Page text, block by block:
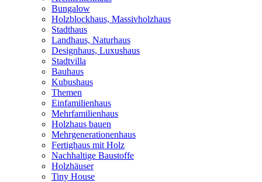
Bungalow
Holzblockhaus, Massivholzhaus
Stadthaus
Landhaus, Naturhaus
Designhaus, Luxushaus
Stadtvilla
Bauhaus
Kubushaus
Themen
Einfamilienhaus
Mehrfamilienhaus
Holzhaus bauen
Mehrgenerationenhaus
Fertighaus mit Holz
Nachhaltige Baustoffe
Holzhäuser
Tiny House